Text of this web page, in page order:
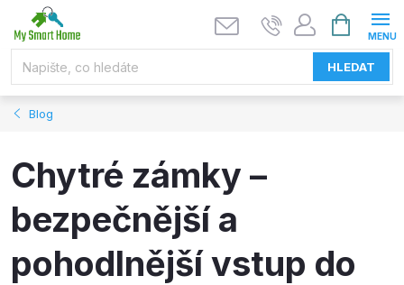
HLEDAT
NÁKUPNÍ
KOŠÍK
Blog
Chytré zámky –
bezpečnější a
pohodlnější vstup do